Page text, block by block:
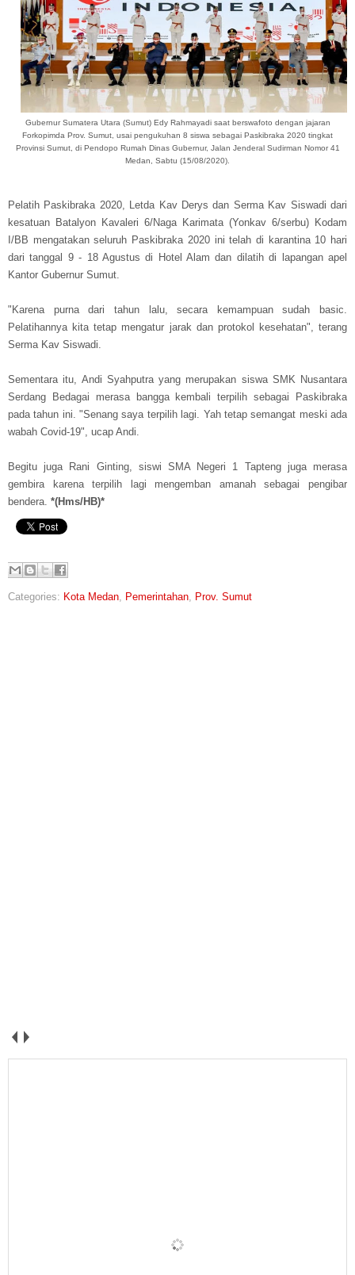
Gubernur Sumatera Utara (Sumut) Edy Rahmayadi saat berswafoto dengan jajaran
Forkopimda Prov. Sumut, usai pengukuhan 8 siswa sebagai Paskibraka 2020 tingkat
Provinsi Sumut, di Pendopo Rumah Dinas Gubernur, Jalan Jenderal Sudirman Nomor 41
Medan, Sabtu (15/08/2020).
Pelatih Paskibraka 2020, Letda Kav Derys dan Serma Kav Siswadi dari
kesatuan Batalyon Kavaleri 6/Naga Karimata (Yonkav 6/serbu) Kodam
I/BB mengatakan seluruh Paskibraka 2020 ini telah di karantina 10 hari
dari tanggal 9 - 18 Agustus di Hotel Alam dan dilatih di lapangan apel
Kantor Gubernur Sumut.
"Karena purna dari tahun lalu, secara kemampuan sudah basic.
Pelatihannya kita tetap mengatur jarak dan protokol kesehatan", terang
Serma Kav Siswadi.
Sementara itu, Andi Syahputra yang merupakan siswa SMK Nusantara
Serdang Bedagai merasa bangga kembali terpilih sebagai Paskibraka
pada tahun ini. "Senang saya terpilih lagi. Yah tetap semangat meski ada
wabah Covid-19", ucap Andi.
Begitu juga Rani Ginting, siswi SMA Negeri 1 Tapteng juga merasa
gembira karena terpilih lagi mengemban amanah sebagai pengibar
bendera. *(Hms/HB)*
Categories: Kota Medan, Pemerintahan, Prov. Sumut